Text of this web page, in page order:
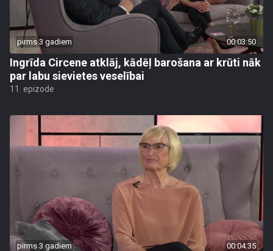
pirms 3 gadiem 00:03:50
Ingrīda Circene atklāj, kādēļ barošana ar krūti nāk
par labu sievietes veselībai
11. epizode
pirms 3 gadiem 00:04:35